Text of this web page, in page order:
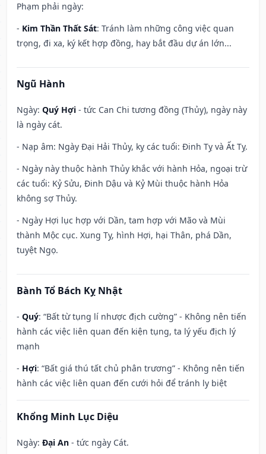
Phạm phải ngày:
- Kim Thần Thất Sát: Tránh làm những công việc quan
trọng, đi xa, ký kết hợp đồng, hay bắt đầu dự án lớn...
Ngũ Hành
Ngày: Quý Hợi - tức Can Chi tương đồng (Thủy), ngày này
là ngày cát.
- Nạp âm: Ngày Đại Hải Thủy, kỵ các tuổi: Đinh Tỵ và Ất Tỵ.
- Ngày này thuộc hành Thủy khắc với hành Hỏa, ngoại trừ
các tuổi: Kỷ Sửu, Đinh Dậu và Kỷ Mùi thuộc hành Hỏa
không sợ Thủy.
- Ngày Hợi lục hợp với Dần, tam hợp với Mão và Mùi
thành Mộc cục. Xung Tỵ, hình Hợi, hại Thân, phá Dần,
tuyệt Ngọ.
Bành Tổ Bách Kỵ Nhật
- Quý: “Bất từ tụng lí nhược địch cường” - Không nên tiến
hành các việc liên quan đến kiện tụng, ta lý yếu địch lý
mạnh
- Hợi: “Bất giá thú tất chủ phân trương” - Không nên tiến
hành các việc liên quan đến cưới hỏi để tránh ly biệt
Khổng Minh Lục Diệu
Ngày: Đại An - tức ngày Cát.